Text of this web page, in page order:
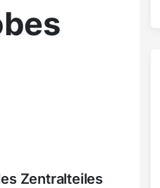
Zentralteiles